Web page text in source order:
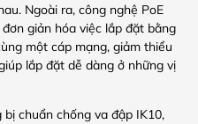
Ngoài ra, công nghệ PoE
giản hóa việc lắp đặt bằng
một cáp mạng, giảm thiểu
lắp đặt dễ dàng ở những vị
chuẩn chống va đập IK10,